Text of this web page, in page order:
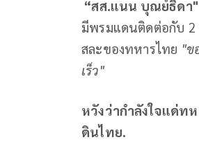
“สส.แนน บุณย์ธิดา"
มีพรมแดนติดต่อกับ 2
สละของทหารไทย "ข
เร็ว"
หวังว่ากำลังใจแด่ท
ดินไทย.